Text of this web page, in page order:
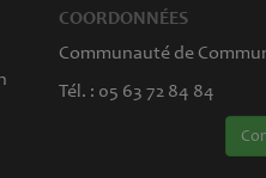
COORDONNÉES
Communauté de
Tél. : 05 63 72 84 84